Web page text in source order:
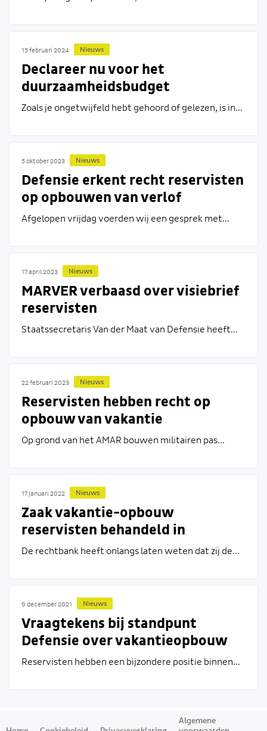
15 februari 2024 Nieuws
Declareer nu voor het
duurzaamheidsbudget
Zoals je ongetwijfeld hebt gehoord of gelezen, is in...
5 oktober 2023 Nieuws
Defensie erkent recht reservisten
op opbouwen van verlof
Afgelopen vrijdag voerden wij een gesprek met...
17 april 2023 Nieuws
MARVER verbaasd over visiebrief
reservisten
Staatssecretaris Van der Maat van Defensie heeft...
22 februari 2023 Nieuws
Reservisten hebben recht op
opbouw van vakantie
Op grond van het AMAR bouwen militairen pas...
17 januari 2022 Nieuws
Zaak vakantie-opbouw
reservisten behandeld in
meervoudige kamer
De rechtbank heeft onlangs laten weten dat zij de...
9 december 2021 Nieuws
Vraagtekens bij standpunt
Defensie over vakantieopbouw
reservisten
Reservisten hebben een bijzondere positie binnen...
Algemene